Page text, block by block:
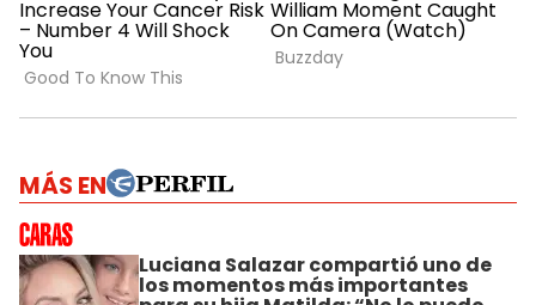
MÁS EN
Luciana Salazar compartió uno de
los momentos más importantes